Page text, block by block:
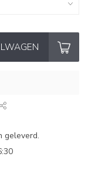
geleverd.